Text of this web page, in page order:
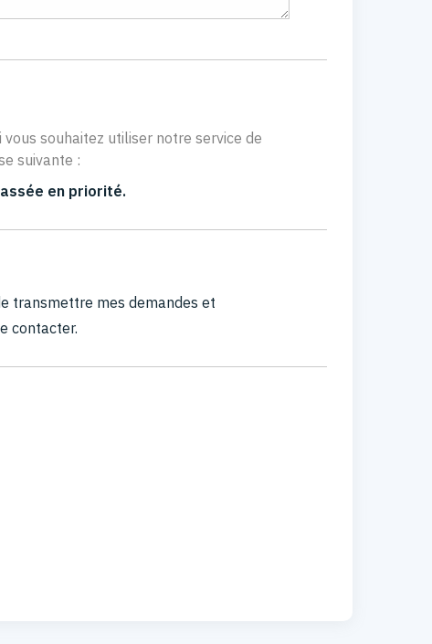
souhaitez utiliser notre service de
suivante :
en priorité.
transmettre mes demandes et
contacter.